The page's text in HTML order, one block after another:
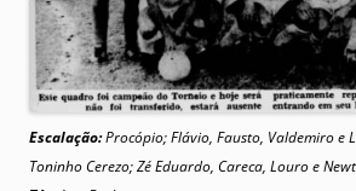
Escalação:Procópio; Flávio, Fausto, Valdemiro e
Toninho Cerezo; Zé Eduardo, Careca, Louro e